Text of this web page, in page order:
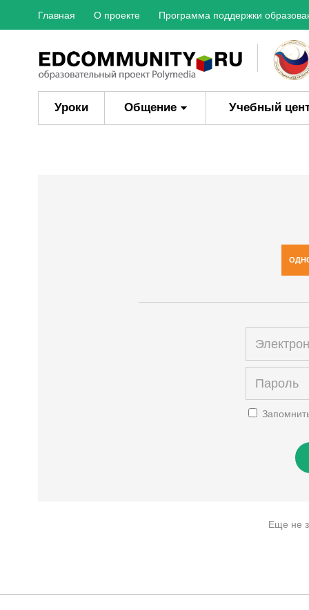
Главная О проекте Программа поддержки
Уроки Общение Учебный
Еще не